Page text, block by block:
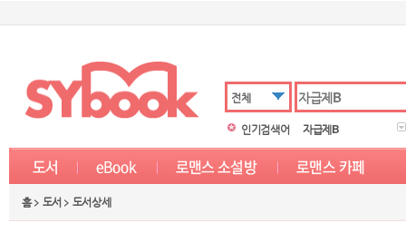
전체
인기검색어
자급제B
홈 > 도서 > 도서상세